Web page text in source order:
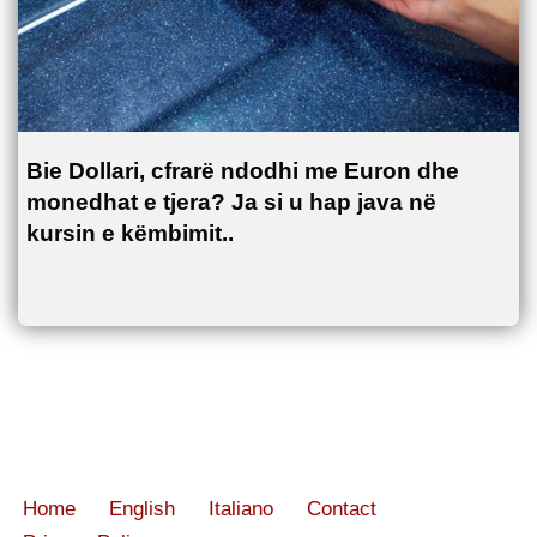
Bie Dollari, cfrarë ndodhi me Euron dhe
monedhat e tjera? Ja si u hap java në
kursin e këmbimit..
Home English Italiano
Contact